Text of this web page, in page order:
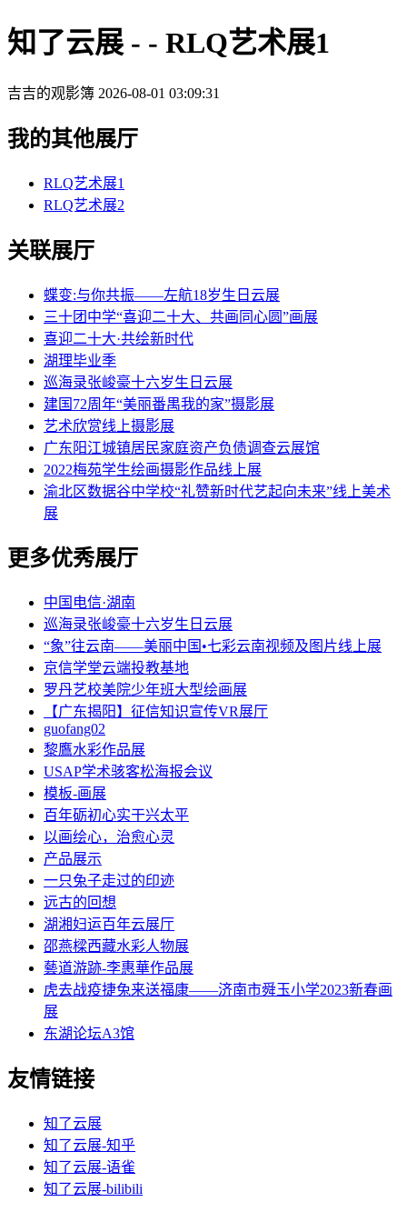
知了云展 - - RLQ艺术展1
吉吉的观影簿 2026-08-01 03:09:31
我的其他展厅
RLQ艺术展1
RLQ艺术展2
关联展厅
蝶变:与你共振——左航18岁生日云展
三十团中学“喜迎二十大、共画同心圆”画展
喜迎二十大·共绘新时代
湖理毕业季
巡海录张峻豪十六岁生日云展
建国72周年“美丽番禺我的家”摄影展
艺术欣赏线上摄影展
广东阳江城镇居民家庭资产负债调查云展馆
2022梅苑学生绘画摄影作品线上展
渝北区数据谷中学校“礼赞新时代艺起向未来”线上美术
展
更多优秀展厅
中国电信·湖南
巡海录张峻豪十六岁生日云展
“象”往云南——美丽中国•七彩云南视频及图片线上展
京信学堂云端投教基地
罗丹艺校美院少年班大型绘画展
【广东揭阳】征信知识宣传VR展厅
guofang02
黎鷹水彩作品展
USAP学术骇客松海报会议
模板-画展
百年砺初心实干兴太平
以画绘心，治愈心灵
产品展示
一只兔子走过的印迹
远古的回想
湖湘妇运百年云展厅
邵燕樑西藏水彩人物展
藝道游跡-李惠華作品展
虎去战疫捷兔来送福康——济南市舜玉小学2023新春画
展
东湖论坛A3馆
友情链接
知了云展
知了云展-知乎
知了云展-语雀
知了云展-bilibili